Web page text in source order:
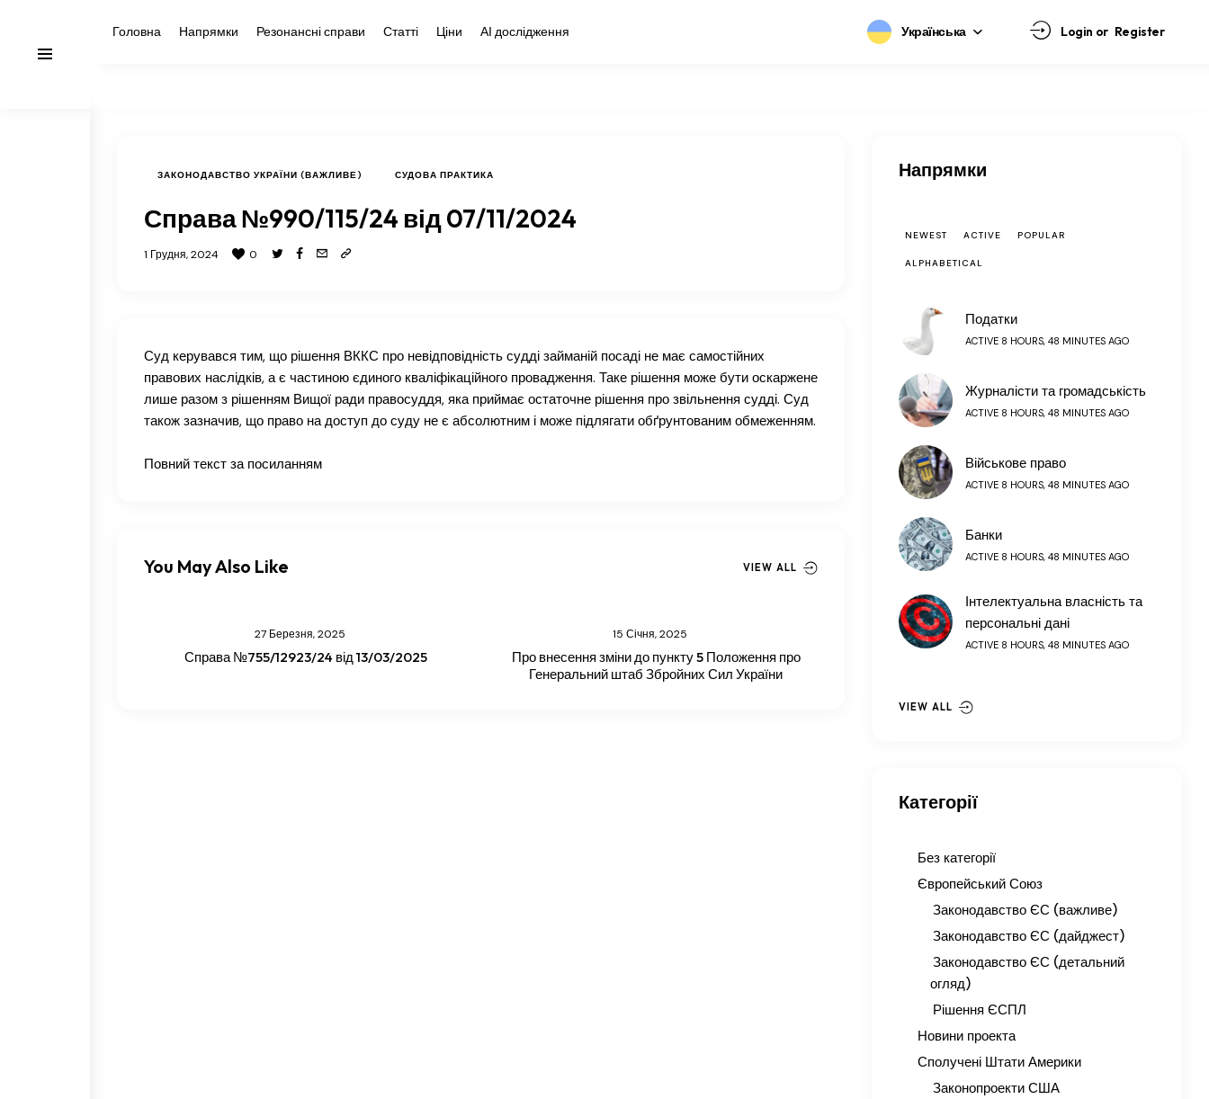
Головна Напрямки Резонансні справи Статті Ціни АІ дослідження Українська Login or Register
ЗАКОНОДАВСТВО УКРАЇНИ (ВАЖЛИВЕ) СУДОВА ПРАКТИКА
Справа №990/115/24 від 07/11/2024
1 Грудня, 2024 0
Суд керувався тим, що рішення ВККС про невідповідність судді займаній посаді не має самостійних
правових наслідків, а є частиною єдиного кваліфікаційного провадження. Таке рішення може бути оскаржене
лише разом з рішенням Вищої ради правосуддя, яка приймає остаточне рішення про звільнення судді. Суд
також зазначив, що право на доступ до суду не є абсолютним і може підлягати обґрунтованим обмеженням.
Повний текст за посиланням
You May Also Like VIEW ALL
27 Березня, 2025
Справа №755/12923/24 від 13/03/2025
15 Січня, 2025
Про внесення зміни до пункту 5 Положення про
Генеральний штаб Збройних Сил України
Напрямки
NEWEST ACTIVE POPULAR
ALPHABETICAL
Податки
ACTIVE 8 HOURS, 48 MINUTES AGO
Журналісти та громадськість
ACTIVE 8 HOURS, 48 MINUTES AGO
Військове право
ACTIVE 8 HOURS, 48 MINUTES AGO
Банки
ACTIVE 8 HOURS, 48 MINUTES AGO
Інтелектуальна власність та
персональні дані
ACTIVE 8 HOURS, 48 MINUTES AGO
VIEW ALL
Категорії
Без категорії
Європейський Союз
Законодавство ЄС (важливе)
Законодавство ЄС (дайджест)
Законодавство ЄС (детальний
огляд)
Рішення ЄСПЛ
Новини проекта
Сполучені Штати Америки
Законопроекти США